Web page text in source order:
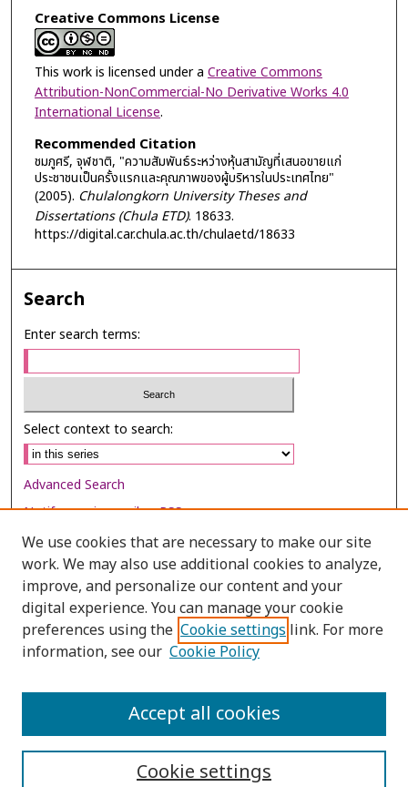
Creative Commons License
This work is licensed under a Creative Commons
Attribution-NonCommercial-No Derivative Works 4.0
International License.
Recommended Citation
ชมภูศรี, จุฬชาติ, "ความสัมพันธ์ระหว่างหุ้นสามัญที่เสนอขายแก่
ประชาชนเป็นครั้งแรกและคุณภาพของผู้บริหารในประเทศไทย"
(2005). Chulalongkorn University Theses and
Dissertations (Chula ETD). 18633.
https://digital.car.chula.ac.th/chulaetd/18633
Search
Enter search terms:
Select context to search:
Advanced Search
Notify me via email orRSS
Browse
Collections
Disciplines
Authors
We use cookies that are necessary to make our site
work. We may also use additional cookies to analyze,
improve, and personalize our content and your
digital experience. You can manage your cookie
preferences using the Cookie settings link. For more
information, see our Cookie Policy
Cookie settings
Accept all cookies